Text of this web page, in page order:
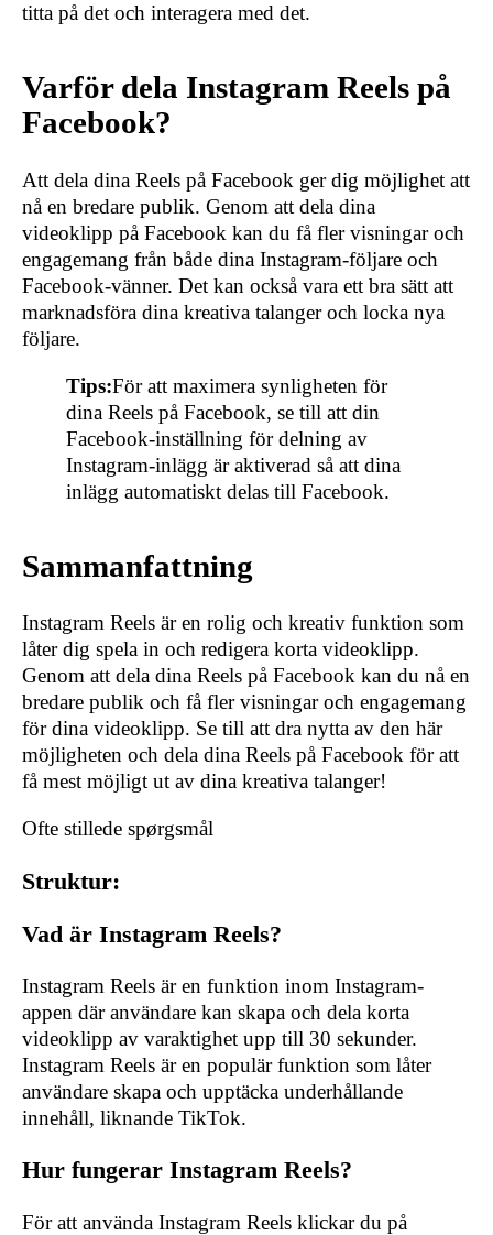
titta på det och interagera med det.
Varför dela Instagram Reels på
Facebook?
Att dela dina Reels på Facebook ger dig möjlighet att
nå en bredare publik. Genom att dela dina
videoklipp på Facebook kan du få fler visningar och
engagemang från både dina Instagram-följare och
Facebook-vänner. Det kan också vara ett bra sätt att
marknadsföra dina kreativa talanger och locka nya
följare.
Tips:För att maximera synligheten för
dina Reels på Facebook, se till att din
Facebook-inställning för delning av
Instagram-inlägg är aktiverad så att dina
inlägg automatiskt delas till Facebook.
Sammanfattning
Instagram Reels är en rolig och kreativ funktion som
låter dig spela in och redigera korta videoklipp.
Genom att dela dina Reels på Facebook kan du nå en
bredare publik och få fler visningar och engagemang
för dina videoklipp. Se till att dra nytta av den här
möjligheten och dela dina Reels på Facebook för att
få mest möjligt ut av dina kreativa talanger!
Ofte stillede spørgsmål
Struktur:
Vad är Instagram Reels?
Instagram Reels är en funktion inom Instagram-
appen där användare kan skapa och dela korta
videoklipp av varaktighet upp till 30 sekunder.
Instagram Reels är en populär funktion som låter
användare skapa och upptäcka underhållande
innehåll, liknande TikTok.
Hur fungerar Instagram Reels?
För att använda Instagram Reels klickar du på